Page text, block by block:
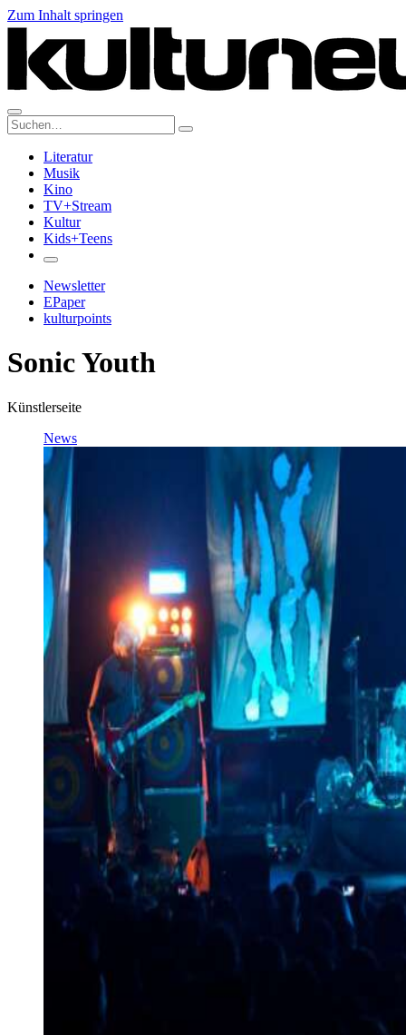
Zum Inhalt springen
Suche:
Literatur
Musik
Kino
TV+Stream
Kultur
Kids+Teens
Newsletter
EPaper
kulturpoints
Sonic Youth
Künstlerseite
News